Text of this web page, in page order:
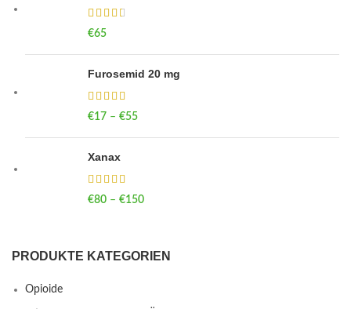
€65
Furosemid 20 mg
€17 – €55
Xanax
€80 – €150
PRODUKTE KATEGORIEN
Opioide